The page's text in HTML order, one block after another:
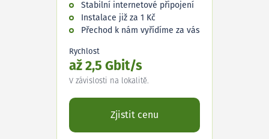
Stabilní internetové připojení
Instalace již za 1 Kč
Přechod k nám vyřídíme za vás
Rychlost
až 2,5 Gbit/s
V závislosti na lokalitě.
Zjistit cenu